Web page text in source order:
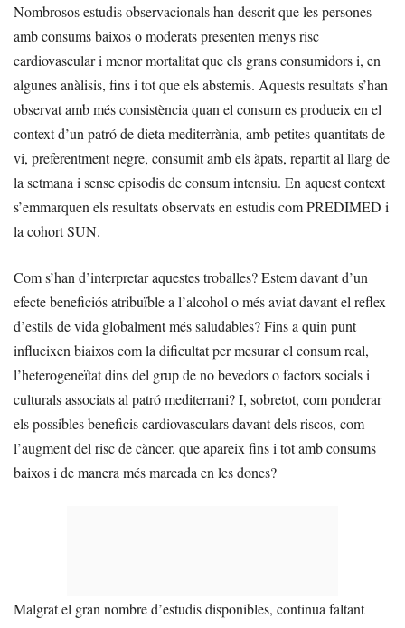
Nombrosos estudis observacionals han descrit que les persones
amb consums baixos o moderats presenten menys risc
cardiovascular i menor mortalitat que els grans consumidors i, en
algunes anàlisis, fins i tot que els abstemis. Aquests resultats s’han
observat amb més consistència quan el consum es produeix en el
context d’un patró de dieta mediterrània, amb petites quantitats de
vi, preferentment negre, consumit amb els àpats, repartit al llarg de
la setmana i sense episodis de consum intensiu. En aquest context
s’emmarquen els resultats observats en estudis com PREDIMED i
la cohort SUN.
Com s’han d’interpretar aquestes troballes? Estem davant d’un
efecte beneficiós atribuïble a l’alcohol o més aviat davant el reflex
d’estils de vida globalment més saludables? Fins a quin punt
influeixen biaixos com la dificultat per mesurar el consum real,
l’heterogeneïtat dins del grup de no bevedors o factors socials i
culturals associats al patró mediterrani? I, sobretot, com ponderar
els possibles beneficis cardiovasculars davant dels riscos, com
l’augment del risc de càncer, que apareix fins i tot amb consums
baixos i de manera més marcada en les dones?
Malgrat el gran nombre d’estudis disponibles, continua faltant